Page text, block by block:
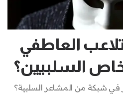
العاطفي
السلبيين؟
شبكة من المشاعر السلبية؟